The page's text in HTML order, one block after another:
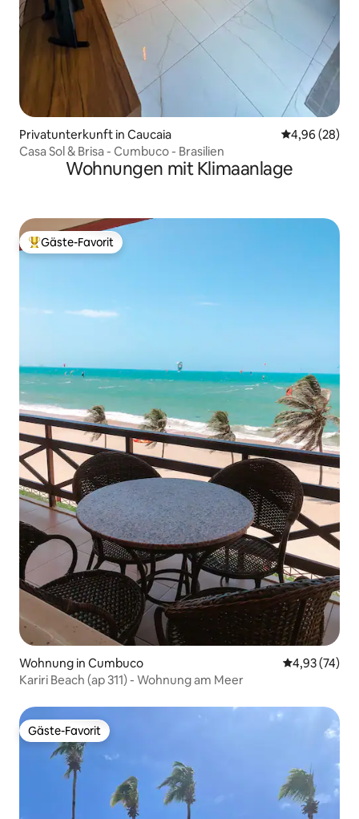
Privatunterkunft in Caucaia
4,96 (28)
Casa Sol & Brisa - Cumbuco - Brasilien
Wohnungen mit Klimaanlage
Beliebter Gäste-Favorit.
Gäste-Favorit
Wohnung in Cumbuco
4,93 (74)
Kariri Beach (ap 311) - Wohnung am Meer
Gäste-Favorit
Gäste-Favorit